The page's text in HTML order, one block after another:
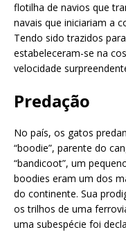
flotilha de navios que
navais que iniciariam a
Tendo sido trazidos
estabeleceram-se na
velocidade
Predação
No país, os gatos
“boodie”, parente do
“bandicoot”, um
boodies eram um dos
do continente. Sua
os trilhos de uma
uma subespécie foi